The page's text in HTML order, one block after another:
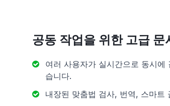
공동 작업을 위한 고급 문
여러 사용자가 실시간으로 동시
습니다.
내장된 맞춤법 검사, 번역, 스마트